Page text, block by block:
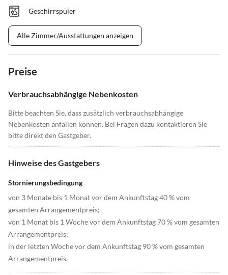
Geschirrspüler
Alle Zimmer/Ausstattungen anzeigen
Preise
Verbrauchsabhängige Nebenkosten
Bitte beachten Sie, dass zusätzlich verbrauchsabhängige
Nebenkosten anfallen können. Bei Fragen dazu kontaktieren Sie
bitte direkt den Gastgeber.
Hinweise des Gastgebers
Stornierungsbedingung
von 3 Monate bis 1 Monat vor dem Ankunftstag 40 % vom
gesamten Arrangementpreis;
von 1 Monat bis 1 Woche vor dem Ankunftstag 70 % vom gesamten
Arrangementpreis;
in der letzten Woche vor dem Ankunftstag 90 % vom gesamten
Arrangementpreis.